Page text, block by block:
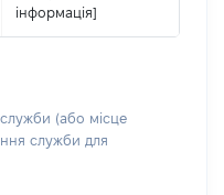
інформація]
(або місце
служби для